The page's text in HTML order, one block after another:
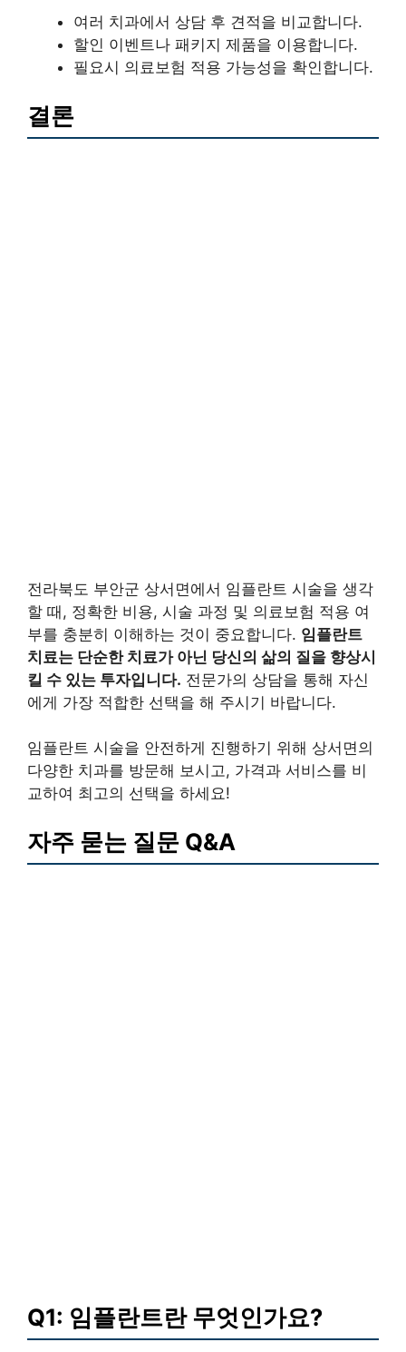
여러 치과에서 상담 후 견적을 비교합니다.
할인 이벤트나 패키지 제품을 이용합니다.
필요시 의료보험 적용 가능성을 확인합니다.
결론
전라북도 부안군 상서면에서 임플란트 시술을 생각
할 때, 정확한 비용, 시술 과정 및 의료보험 적용 여
부를 충분히 이해하는 것이 중요합니다. 임플란트
치료는 단순한 치료가 아닌 당신의 삶의 질을 향상시
킬 수 있는 투자입니다. 전문가의 상담을 통해 자신
에게 가장 적합한 선택을 해 주시기 바랍니다.
임플란트 시술을 안전하게 진행하기 위해 상서면의
다양한 치과를 방문해 보시고, 가격과 서비스를 비
교하여 최고의 선택을 하세요!
자주 묻는 질문 Q&A
Q1: 임플란트란 무엇인가요?